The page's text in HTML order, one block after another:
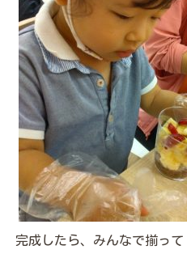
完成したら、みんなで揃っ